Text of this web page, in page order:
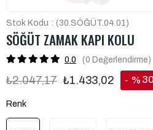
Stok Kodu (30.SÖĞÜT.04.01)
SÖĞÜT ZAMAK KAPI KOLU
0.0 (0 Değerlendirme)
₺2.047,17 ₺1.433,02 % 30
Renk